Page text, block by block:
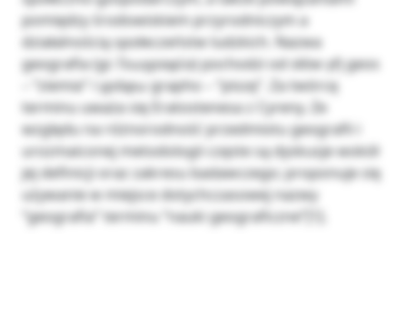
pomiędzy środowiskiem przyrodniczym a
działalnością społeczeństw ludzkich. Nazwa
geografia (gr. Γεωγραφία) pochodzi od słów γῆ geos
– “ziemia” i γράφω grapho – “piszę”. Za twórcę
terminu uważa się Eratostenesa z Cyreny. Ze
względu na różnorodność przedmiotu geografii i
urozmaiconej metodologii częste są dyskusje wokół
jej definicji oraz zakresu badawczego; proponuje się
używanie w miejsce dotychczasowej nazwy
“geografia” terminu “nauki geograficzne”[1].